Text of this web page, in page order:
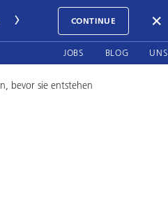
CONTINUE
JOBS BLOG
bevor sie entstehen